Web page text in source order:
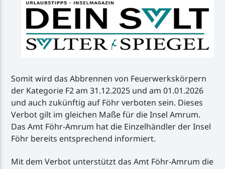
Somit wird das Abbrennen von Feuerwerkskörpern
der Kategorie F2 am 31.12.2025 und am 01.01.2026
und auch zukünftig auf Föhr verboten sein. Dieses
Verbot gilt im gleichen Maße für die Insel Amrum.
Das Amt Föhr-Amrum hat die Einzelhändler der Insel
Föhr bereits entsprechend informiert.
Mit dem Verbot unterstützt das Amt Föhr-Amrum die